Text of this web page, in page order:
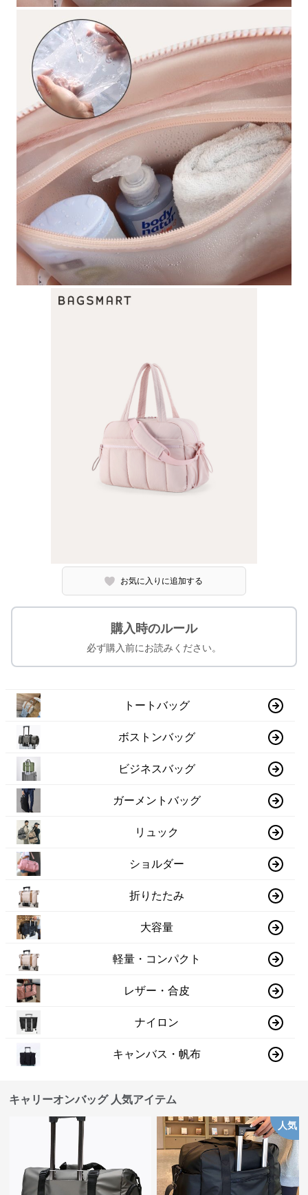
お気に入りに追加する
購入時のルール
必ず購入前にお読みください。
トートバッグ
ボストンバッグ
ビジネスバッグ
ガーメントバッグ
リュック
ショルダー
折りたたみ
大容量
軽量・コンパクト
レザー・合皮
ナイロン
キャンバス・帆布
キャリーオンバッグ 人気アイテム
人気